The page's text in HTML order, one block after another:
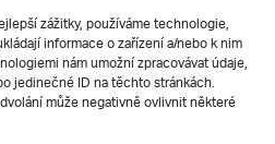
zážitky, používáme technologie,
informace o zařízení a/nebo k nim
nám umožní zpracovávat údaje,
jedinečné ID na těchto stránkách.
může negativně ovlivnit některé
Pro uchazeče
Přijímací řízení
E-prihlaska